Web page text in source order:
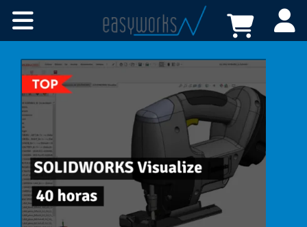
Cursos online
Certificaciones
A medida
Recursos
Tienda